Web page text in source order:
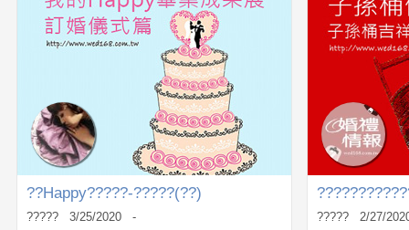
??Happy?????-?????(??)
????? 3/25/2020 - ????? 2/27/